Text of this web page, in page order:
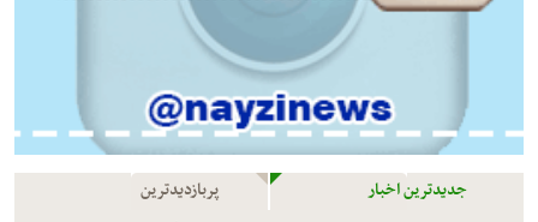
جدیدترین اخبار پربازدیدترین